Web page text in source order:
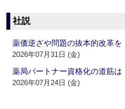
社説
薬価逆ざや問題の抜本的改革を
2026年07月31日 (金)
薬局パートナー資格化の道筋は
2026年07月24日 (金)